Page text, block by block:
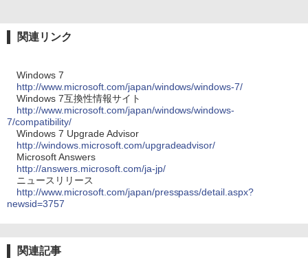
関連リンク
Windows 7
http://www.microsoft.com/japan/windows/windows-7/
Windows 7互換性情報サイト
http://www.microsoft.com/japan/windows/windows-
7/compatibility/
Windows 7 Upgrade Advisor
http://windows.microsoft.com/upgradeadvisor/
Microsoft Answers
http://answers.microsoft.com/ja-jp/
ニュースリリース
http://www.microsoft.com/japan/presspass/detail.aspx?
newsid=3757
関連記事